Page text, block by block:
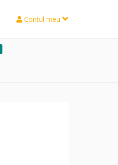
Contul meu